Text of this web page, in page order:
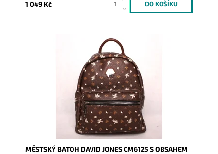
1 049 Kč
Kouzelný městský malý batůžek v tmavěhnědé barvě
s různými ornamenty a symbolem jezdce na koni je
Skladem
9015
David Jones Paris
2 roky
MĚSTSKÝ BATOH DAVID JONES CM6125 S OBSAHEM